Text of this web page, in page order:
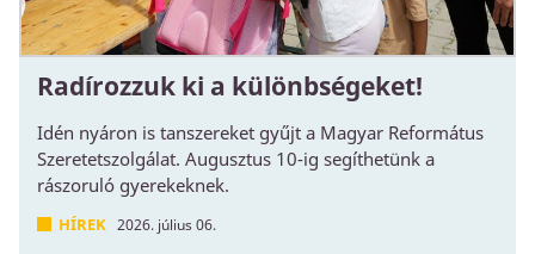
Radírozzuk ki a különbségeket!
Idén nyáron is tanszereket gyűjt a Magyar Református
Szeretetszolgálat. Augusztus 10-ig segíthetünk a
rászoruló gyerekeknek.
HÍREK 2026. július 06.